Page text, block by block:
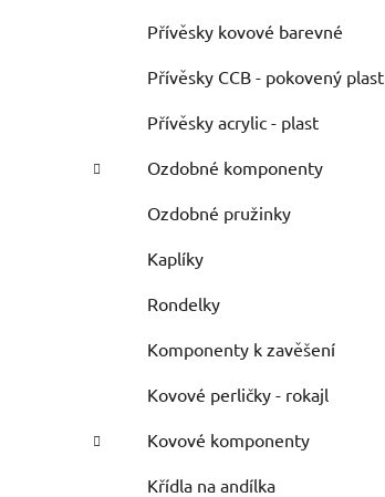
Přívěsky kovové barevné
Přívěsky CCB - pokovený plast
Přívěsky acrylic - plast
Ozdobné komponenty
Ozdobné pružinky
Kaplíky
Rondelky
Komponenty k zavěšení
Kovové perličky - rokajl
Kovové komponenty
Křídla na andílka